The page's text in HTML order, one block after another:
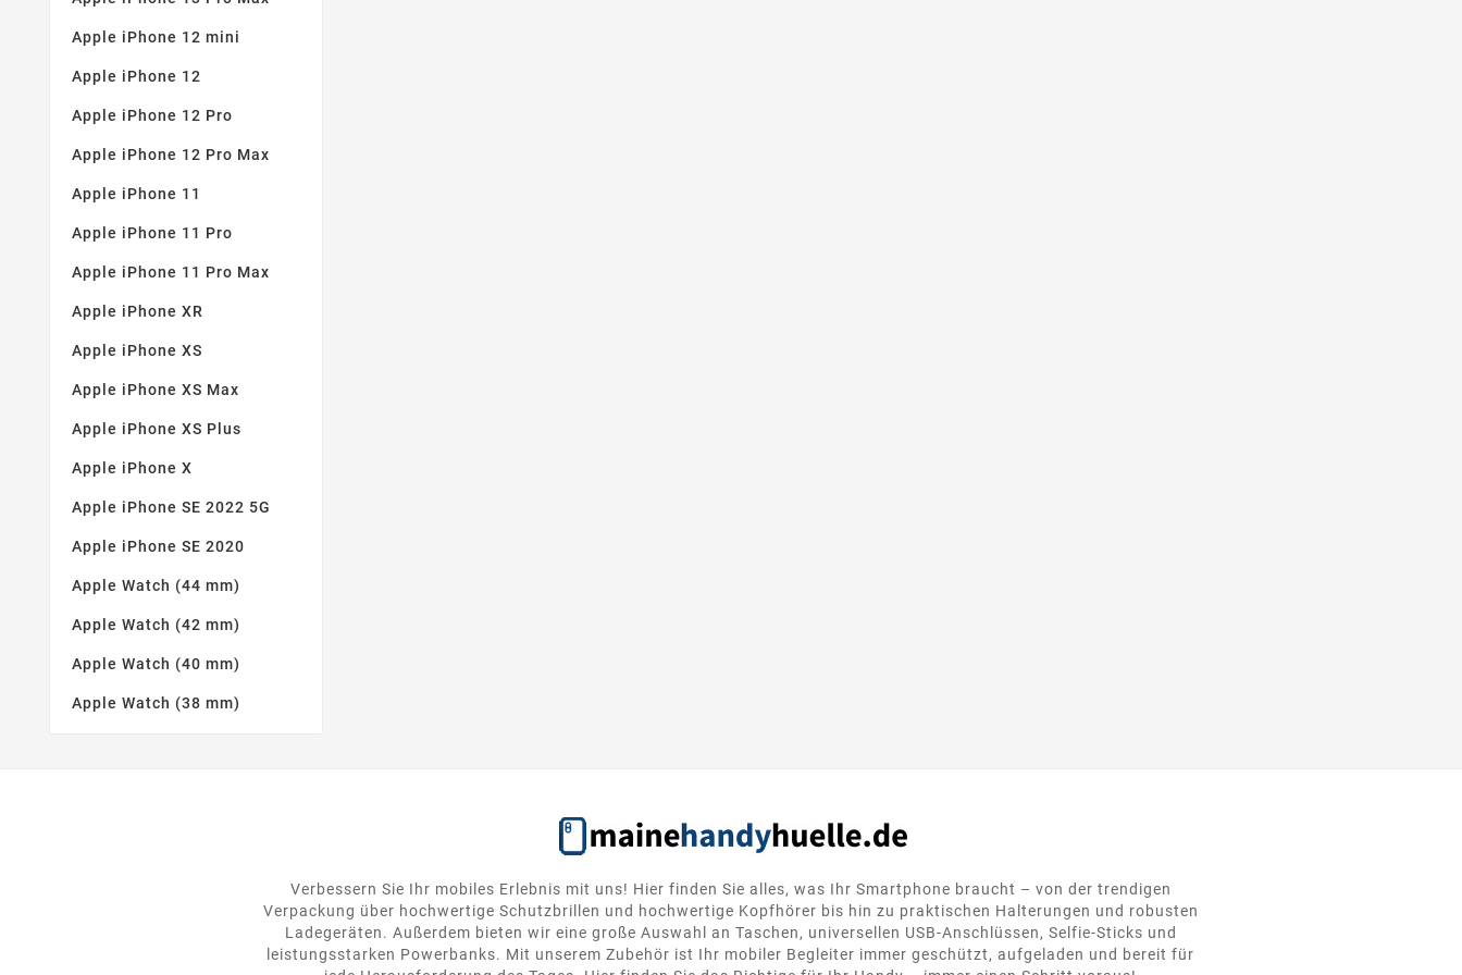
Rot / Marine
Rotwein
Silber
Stahl
Tiefviolett
(2)
Transparent und Pink
Weiß
Apple iPhone 12 mini
Apple iPhone 12
Apple iPhone 12 Pro
Apple iPhone 12 Pro Max
Apple iPhone 11
Apple iPhone 11 Pro
Apple iPhone 11 Pro Max
Apple iPhone XR
Apple iPhone XS
Apple iPhone XS Max
Apple iPhone XS Plus
Apple iPhone X
Apple iPhone SE 2022 5G
Apple iPhone SE 2020
Apple Watch (44 mm)
Apple Watch (42 mm)
Apple Watch (40 mm)
Apple Watch (38 mm)
Verbessern Sie Ihr mobiles Erlebnis mit uns! Hier finden Sie alles, was Ihr Smartphone braucht – von der trendigen
Verpackung über hochwertige Schutzbrillen und hochwertige Kopfhörer bis hin zu praktischen Halterungen und robusten
Ladegeräten. Außerdem bieten wir eine große Auswahl an Taschen, universellen USB-Anschlüssen, Selfie-Sticks und
leistungsstarken Powerbanks. Mit unserem Zubehör ist Ihr mobiler Begleiter immer geschützt, aufgeladen und bereit für